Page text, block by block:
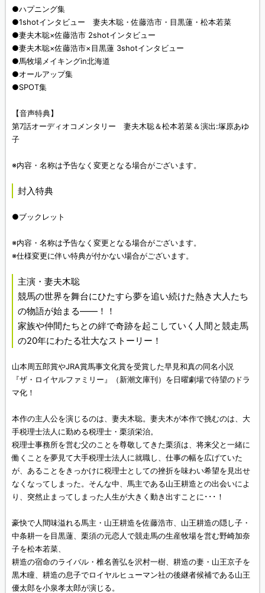
●ハプニング集
●1shotインタビュー 妻夫木聡・佐藤浩市・目黒蓮・松本若菜
●妻夫木聡×佐藤浩市 2shotインタビュー
●妻夫木聡×佐藤浩市×目黒蓮 3shotインタビュー
●馬牧場メイキングin北海道
●オールアップ集
●SPOT集
【音声特典】
第7話オーディオコメンタリー 妻夫木聡＆松本若菜＆演出:塚原あゆ
子
※内容・名称は予告なく変更となる場合がございます。
封入特典
●ブックレット
※内容・名称は予告なく変更となる場合がございます。
※仕様変更に伴い特典が付かない場合がございます。
主演・妻夫木聡
競馬の世界を舞台にひたすら夢を追い続けた熱き大人たち
の物語が始まる――！！
家族や仲間たちとの絆で奇跡を起こしていく人間と競走馬
の20年にわたる壮大なストーリー！
山本周五郎賞やJRA賞馬事文化賞を受賞した早見和真の同名小説
『ザ・ロイヤルファミリー』（新潮文庫刊）を日曜劇場で待望のドラ
マ化！
本作の主人公を演じるのは、妻夫木聡。妻夫木が本作で挑むのは、大
手税理士法人に勤める税理士・栗須栄治。
税理士事務所を営む父のことを尊敬してきた栗須は、将来父と一緒に
働くことを夢見て大手税理士法人に就職し、仕事の幅を広げていた
が、あることをきっかけに税理士としての挫折を味わい希望を見出せ
なくなってしまった。そんな中、馬主である山王耕造との出会いによ
り、突然止まってしまった人生が大きく動き出すことに･･･！
豪快で人間味溢れる馬主・山王耕造を佐藤浩市、山王耕造の隠し子・
中条耕一を目黒蓮、栗須の元恋人で競走馬の生産牧場を営む野崎加奈
子を松本若菜、
耕造の宿命のライバル・椎名善弘を沢村一樹、耕造の妻・山王京子を
黒木瞳、耕造の息子でロイヤルヒューマン社の後継者候補である山王
優太郎を小泉孝太郎が演じる。